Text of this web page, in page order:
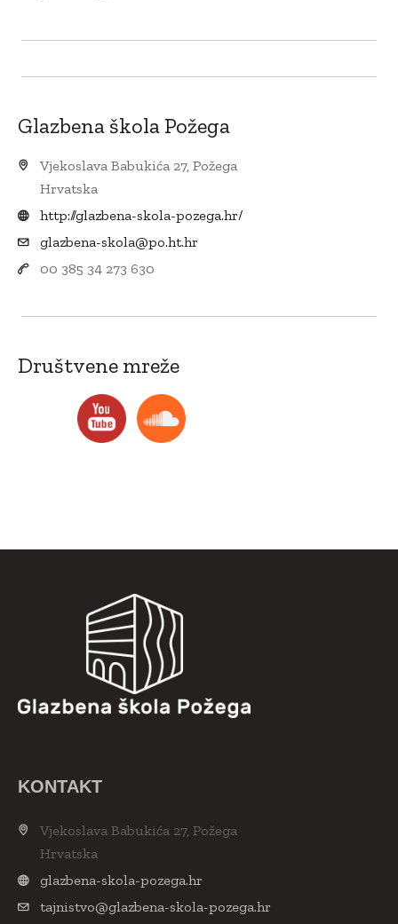
Glazbena škola Požega
Vjekoslava Babukića 27, Požega
Hrvatska
http://glazbena-skola-pozega.hr/
glazbena-skola@po.ht.hr
00 385 34 273 630
Društvene mreže
KONTAKT
Vjekoslava Babukića 27, Požega
Hrvatska
glazbena-skola-pozega.hr
tajnistvo@glazbena-skola-pozega.hr